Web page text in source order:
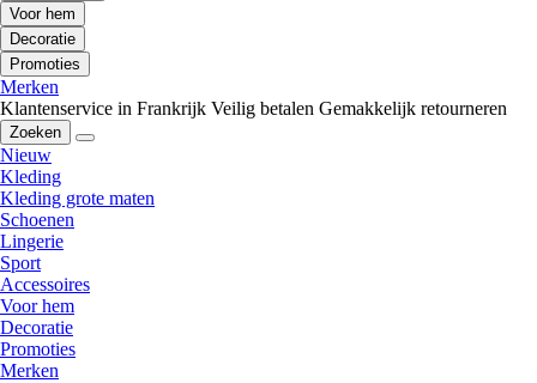
Voor hem
Decoratie
Promoties
Merken
Klantenservice in Frankrijk Veilig betalen Gemakkelijk retourneren
Zoeken
Nieuw
Kleding
Kleding grote maten
Schoenen
Lingerie
Sport
Accessoires
Voor hem
Decoratie
Promoties
Merken